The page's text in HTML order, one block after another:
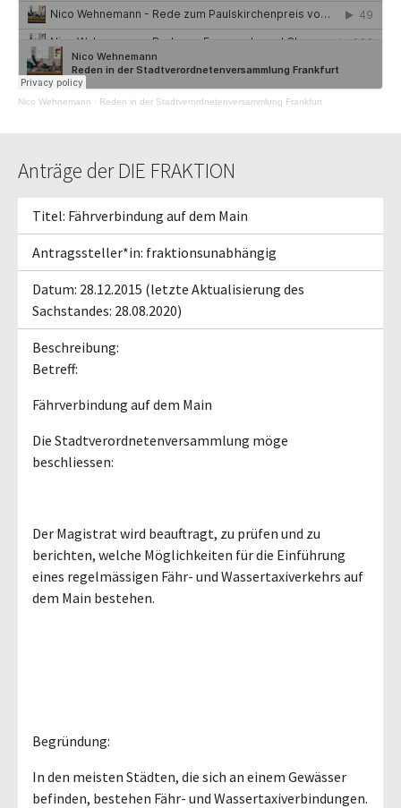
Nico Wehnemann · Reden in der Stadtverordnetenversammlung Frankfurt
Anträge der DIE FRAKTION
Titel: Fährverbindung auf dem Main
Antragssteller*in: fraktionsunabhängig
Datum: 28.12.2015 (letzte Aktualisierung des
Sachstandes: 28.08.2020)
Beschreibung:
Betreff:
Fährverbindung auf dem Main
Die Stadtverordnetenversammlung möge
beschliessen:
Der Magistrat wird beauftragt, zu prüfen und zu
berichten, welche Möglichkeiten für die Einführung
eines regelmässigen Fähr- und Wassertaxiverkehrs auf
dem Main bestehen.
Begründung:
In den meisten Städten, die sich an einem Gewässer
befinden, bestehen Fähr- und Wassertaxiverbindungen.